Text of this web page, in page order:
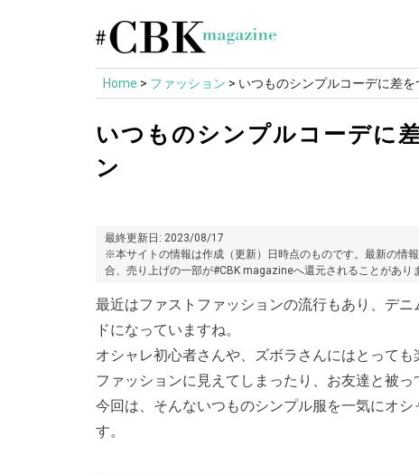
content
Home > ファッション > いつものシンプルコーデに差
いつものシンプルコーデに
ン
最終更新日: 2023/08/17
※本サイトの情報は作成（更新）日時点のものです。最新の情
合、売り上げの一部が#CBK magazineへ還元されることがあり
最近はファストファッションの流行もあり、デ
ドになっていますね。
オシャレ初心者さんや、ズボラさんにはとって
ファッションに見えてしまったり、お友達と被
今回は、そんないつものシンプル服を一気にオ
す。